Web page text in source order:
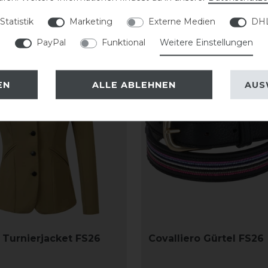
FS26 Covalliero Gürtel FS26
Statistik Marketing Externe Medien
PayPal
Funktional Weitere Einstellungen
ALLE ABLEHNEN